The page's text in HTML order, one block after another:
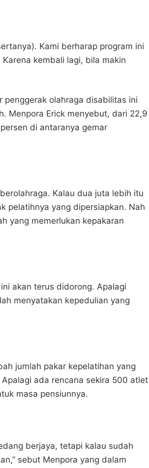
Kami berharap program ini
kembali lagi, bila makin
penggerak olahraga disabilitas ini
Menpora Erick menyebut, dari 22,9
di antaranya gemar
Kalau dua juta lebih itu
pelatihnya yang dipersiapkan. Nah
yang memerlukan kepakaran
akan terus didorong. Apalagi
menyatakan kepedulian yang
jumlah pakar kepelatihan yang
ada rencana sekira 500 atlet
masa pensiunnya.
berjaya, tetapi kalau sudah
sebut Menpora yang dalam